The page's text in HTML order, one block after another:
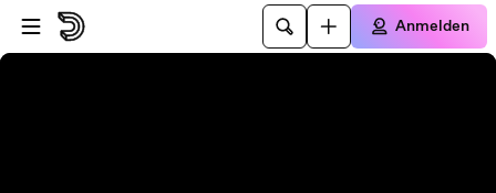
Zum Player springen
Zum Hauptinhalt springen
Anmelden